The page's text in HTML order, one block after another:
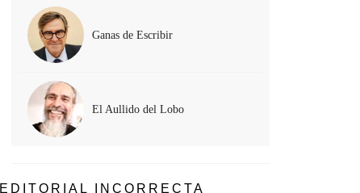
Ganas de Escribir
El Aullido del Lobo
EDITORIAL INCORRECTA